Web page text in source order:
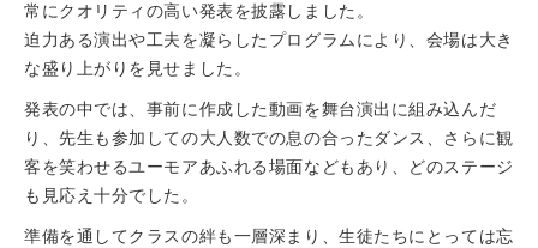
常にクオリティの高い発表を披露しました。
迫力ある演出や工夫を凝らしたプログラムにより、会場は大き
な盛り上がりを見せました。
発表の中では、事前に作成した動画を舞台演出に組み込んだ
り、先生も参加しての大人数での息の合ったダンス、さらに観
客を笑わせるユーモアあふれる場面などもあり、どのステージ
も見応え十分でした。
準備を通してクラスの絆も一層深まり、生徒たちにとっては忘